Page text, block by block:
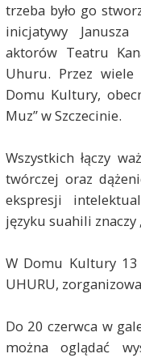
trzeba było go
inicjatywy
aktorów Teatru
Uhuru. Przez wiele
Domu Kultury,
Muz” w Szczecinie.
Wszystkich łączy
twórczej oraz
ekspresji
języku suahili znaczy
W Domu Kultury
UHURU,
Do 20 czerwca w
można oglądać